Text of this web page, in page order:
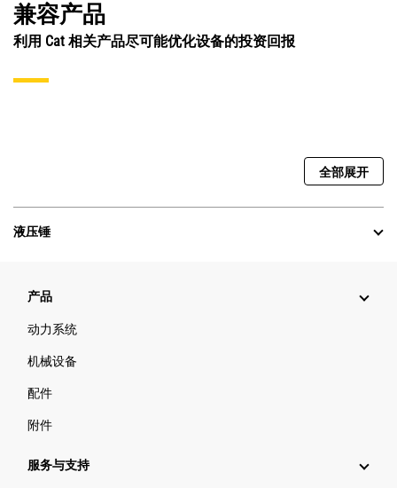
兼容产品
利用 Cat 相关产品尽可能优化设备的投资回报
全部展开
液压锤
产品
动力系统
机械设备
配件
附件
服务与支持